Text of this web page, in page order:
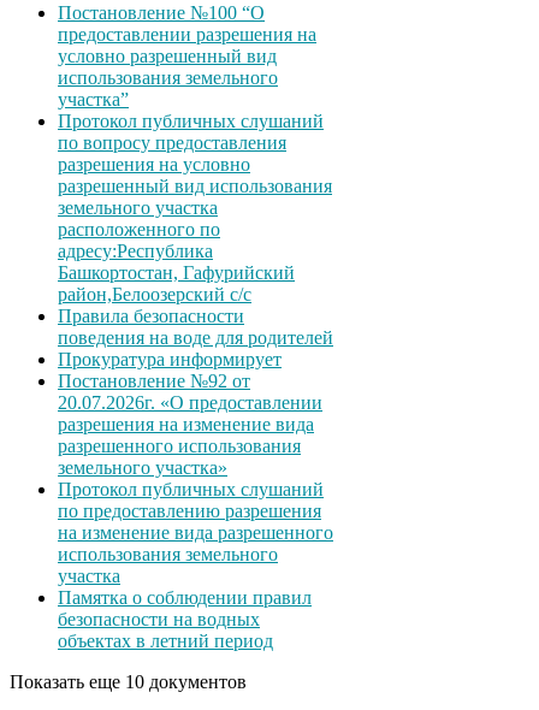
Постановление №100 “О
предоставлении разрешения на
условно разрешенный вид
использования земельного
участка”
Протокол публичных слушаний
по вопросу предоставления
разрешения на условно
разрешенный вид использования
земельного участка
расположенного по
адресу:Республика
Башкортостан, Гафурийский
район,Белоозерский с/с
Правила безопасности
поведения на воде для родителей
Прокуратура информирует
Постановление №92 от
20.07.2026г. «О предоставлении
разрешения на изменение вида
разрешенного использования
земельного участка»
Протокол публичных слушаний
по предоставлению разрешения
на изменение вида разрешенного
использования земельного
участка
Памятка о соблюдении правил
безопасности на водных
объектах в летний период
Показать еще 10 документов